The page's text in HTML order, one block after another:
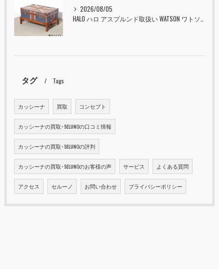
2026/08/05
タグ Tags
カッシーナ 買取 コンセプト
カッシーナの買取･SELUNOの口コミ情報
カッシーナの買取･SELUNOの評判
カッシーナの買取･SELUNOのお客様の声 サービス よくある質問
アクセス セルーノ お問い合わせ プライバシーポリシー